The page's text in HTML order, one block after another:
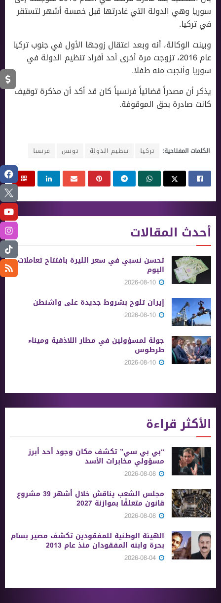
سوريا وهي الدولة التي غادرتها قبل خمسة أشهر لتستقر
في تركيا.
وبينت الوكالة، أنه وبعد اعتقال زوجها الأول في جنوب تركيا
عام 2016، تزوجت مرة أخرى أحد أفراد تنظيم الدولة في
سوريا وأنجبت منه طفلا.
يذكر أن مصدراً قضائياً فرنسياً كان قد أكد أن مذكرة توقيف
كانت صادرة بحق الموقوفة.
الكلمات المفتاحية: تركيا تنظيم الدولة تونس فرنسا
أحدث المقالات
تحسن نسبي في سعر الليرة بافتتاح تعاملات
اليوم
إيران تلوح بشروط جديدة على واشنطن
جولة لمسؤولين في مطار اللاذقية وميناء
طرطوس
الأكثر قراءة
“بي بي سي” تكشف مكان وجود أحد أبرز
مسؤولي مخابرات الأسد
مجلس الشعب يناقش خلال أشهر 39 مشروع
قانون متعلقًا بموازنة 2027
الهيئة الوطنية للمفقودين تكشف مصير بسام
بحرة وابنه المفقودان منذ عام 2013